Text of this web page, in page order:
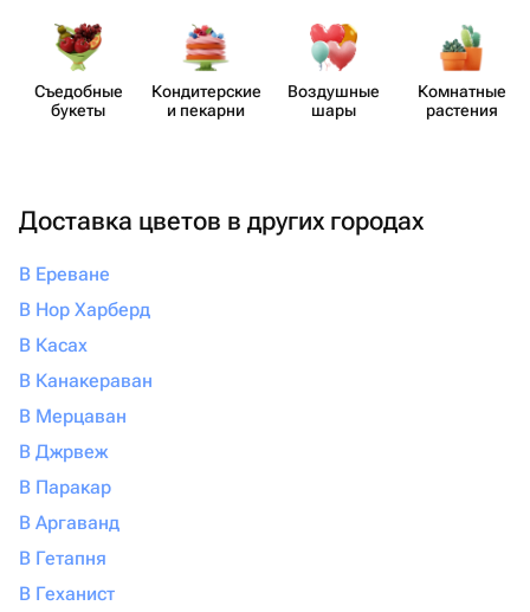
Съедобные
букеты
Кондит​ерские
и пекарни
Воздушные
шары
Комнатные
растения
Доставка цветов в других городах
В Ереване
В Нор Харберд
В Касах
В Канакераван
В Мерцаван
В Джрвеж
В Паракар
В Аргаванд
В Гетапня
В Геханист